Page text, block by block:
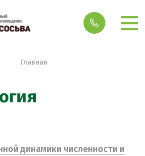
Главная
динамики численности и